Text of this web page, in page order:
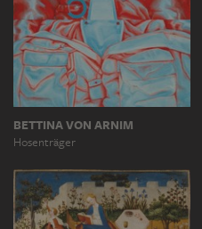
BETTINA VON ARNIM
Hosenträger